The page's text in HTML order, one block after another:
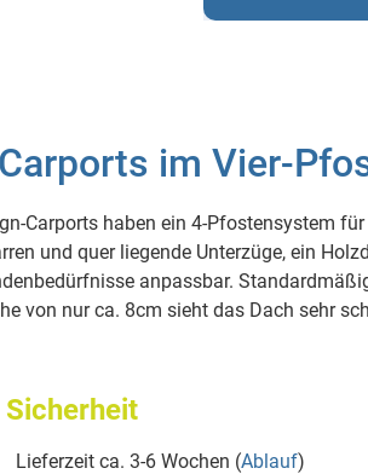
im Vier-
Carports haben ein 4-Pfostensystem
und quer liegende Unterzüge, ein
anpassbar.
von nur ca. 8cm sieht das Dach sehr
Sicherheit
Lieferzeit ca. 3-6 Wochen (Ablauf)